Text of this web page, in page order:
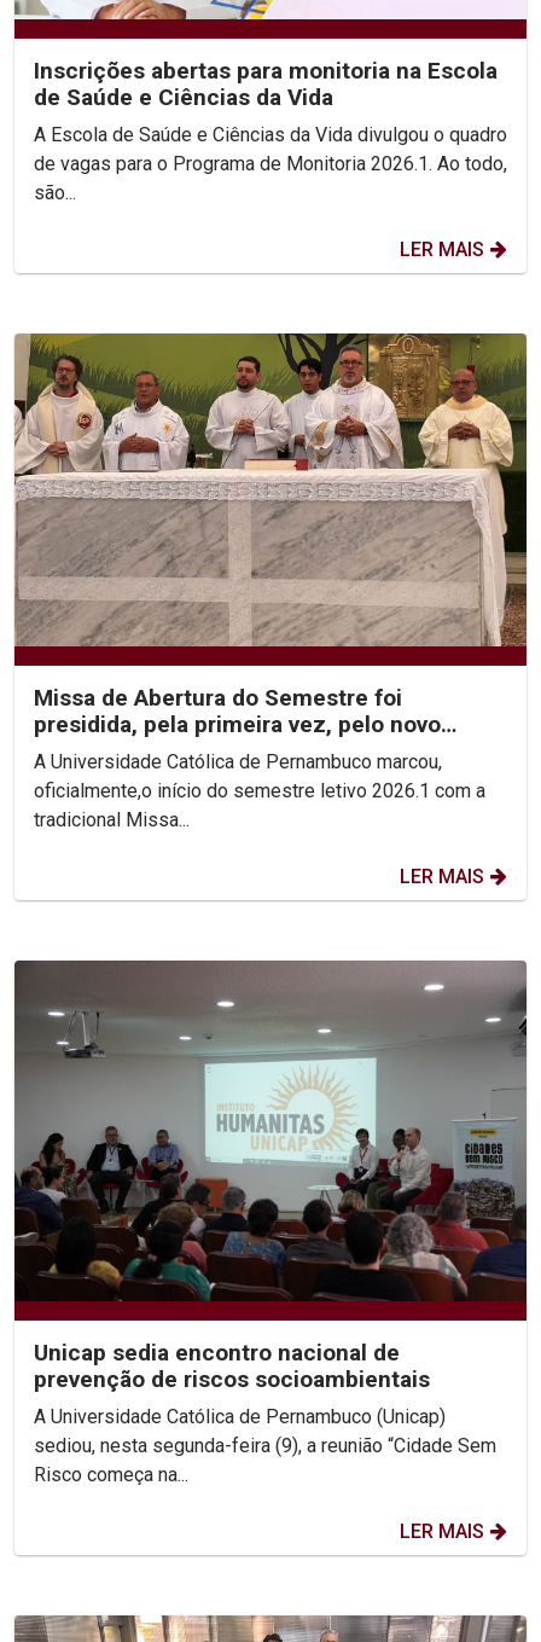
Inscrições abertas para monitoria na Escola
de Saúde e Ciências da Vida
A Escola de Saúde e Ciências da Vida divulgou o quadro
de vagas para o Programa de Monitoria 2026.1. Ao todo,
são...
LER MAIS
Missa de Abertura do Semestre foi
presidida, pela primeira vez, pelo novo
Reitor, Pe. Carlos Fritzen
A Universidade Católica de Pernambuco marcou,
oficialmente,o início do semestre letivo 2026.1 com a
tradicional Missa...
LER MAIS
Unicap sedia encontro nacional de
prevenção de riscos socioambientais
A Universidade Católica de Pernambuco (Unicap)
sediou, nesta segunda-feira (9), a reunião “Cidade Sem
Risco começa na...
LER MAIS